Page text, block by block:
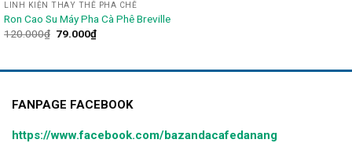
LINH KIỆN THAY THẾ PHA CHẾ
Ron Cao Su Máy Pha Cà Phê Breville
120.000₫ 79.000₫
FANPAGE FACEBOOK
https://www.facebook.com/bazandacafedanang